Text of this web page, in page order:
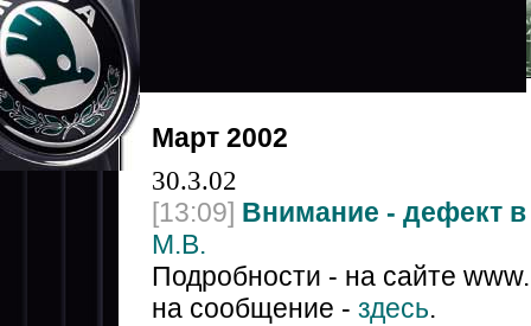
Март 2002
30.3.02
[13:09] Внимание - дефект
М.В.
Подробности - на сайте
на сообщение - здесь.